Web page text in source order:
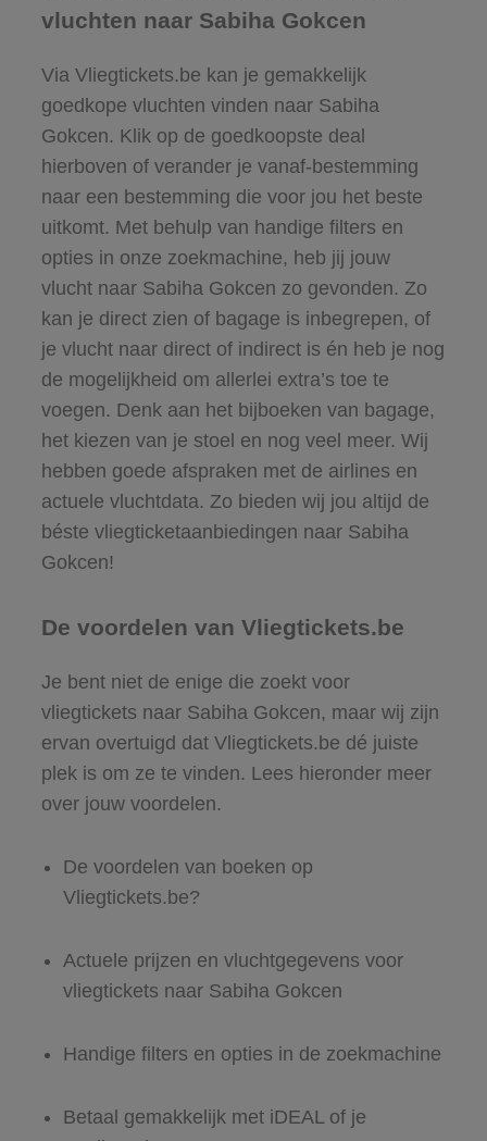
vluchten naar Sabiha Gokcen
Via Vliegtickets.be kan je gemakkelijk
goedkope vluchten vinden naar Sabiha
Gokcen. Klik op de goedkoopste deal
hierboven of verander je vanaf-bestemming
naar een bestemming die voor jou het beste
uitkomt. Met behulp van handige filters en
opties in onze zoekmachine, heb jij jouw
vlucht naar Sabiha Gokcen zo gevonden. Zo
kan je direct zien of bagage is inbegrepen, of
je vlucht naar direct of indirect is én heb je nog
de mogelijkheid om allerlei extra’s toe te
voegen. Denk aan het bijboeken van bagage,
het kiezen van je stoel en nog veel meer. Wij
hebben goede afspraken met de airlines en
actuele vluchtdata. Zo bieden wij jou altijd de
béste vliegticketaanbiedingen naar Sabiha
Gokcen!
De voordelen van Vliegtickets.be
Je bent niet de enige die zoekt voor
vliegtickets naar Sabiha Gokcen, maar wij zijn
ervan overtuigd dat Vliegtickets.be dé juiste
plek is om ze te vinden. Lees hieronder meer
over jouw voordelen.
De voordelen van boeken op
Vliegtickets.be?
Actuele prijzen en vluchtgegevens voor
vliegtickets naar Sabiha Gokcen
Handige filters en opties in de zoekmachine
Betaal gemakkelijk met iDEAL of je